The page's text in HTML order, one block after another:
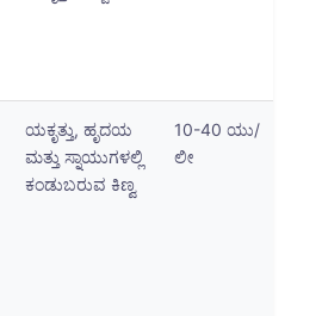
ಯಕೃತ್ತು, ಹೃದಯ
ಮತ್ತು ಸ್ನಾಯುಗಳಲ್ಲಿ
ಕಂಡುಬರುವ ಕಿಣ್ವ
10-40 ಯು/
ಲೀ